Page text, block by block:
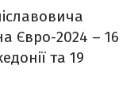
Євро-2024 – 16
та 19